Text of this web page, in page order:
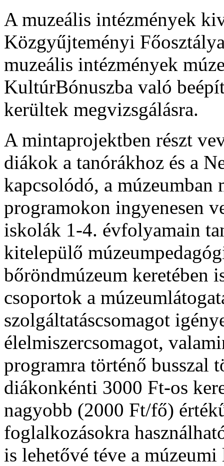
A muzeális intézmények
Közgyűjteményi
muzeális intézmények
KultúrBónuszba való
kerültek megvizsgálásra.
A mintaprojektben részt
diákok a tanórákhoz és a
kapcsolódó, a
programokon ingyenesen
iskolák 1-4. évfolyamain
kitelepülő
bőröndmúzeum keretében
csoportok a
szolgáltatáscsomagot
élelmiszercsomagot,
programra történő busszal
diákonkénti 3000 Ft-os
nagyobb (2000 Ft/fő)
foglalkozásokra
is lehetővé téve a múzeumi